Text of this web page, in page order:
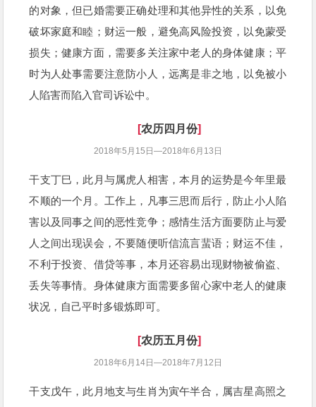
的对象，但已婚需要正确处理和其他异性的关系，以免
破坏家庭和睦；财运一般，避免高风险投资，以免蒙受
损失；健康方面，需要多关注家中老人的身体健康；平
时为人处事需要注意防小人，远离是非之地，以免被小
人陷害而陷入官司诉讼中。
[农历四月份]
2018年5月15日—2018年6月13日
干支丁巳，此月与属虎人相害，本月的运势是今年里最
不顺的一个月。工作上，凡事三思而后行，防止小人陷
害以及同事之间的恶性竞争；感情生活方面要防止与爱
人之间出现误会，不要随便听信流言蜚语；财运不佳，
不利于投资、借贷等事，本月还容易出现财物被偷盗、
丢失等事情。身体健康方面需要多留心家中老人的健康
状况，自己平时多锻炼即可。
[农历五月份]
2018年6月14日—2018年7月12日
干支戊午，此月地支与生肖为寅午半合，属吉星高照之